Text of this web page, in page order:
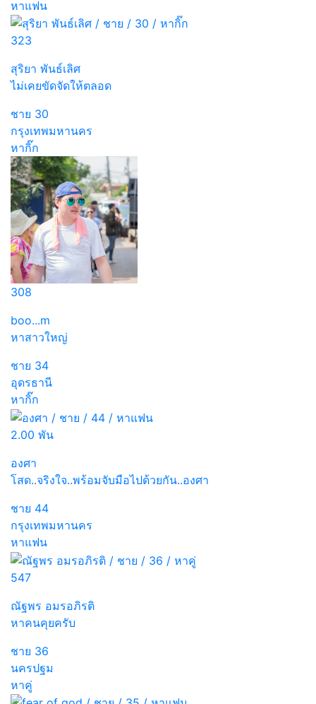
หาแฟน
323
สุริยา พันธ์เลิศ
ไม่เคยขัดจัดให้ตลอด
ชาย 30
กรุงเทพมหานคร
หากิ๊ก
308
boo...m
หาสาวใหญ่
ชาย 34
อุดรธานี
หากิ๊ก
2.00 พัน
องศา
โสด..จริงใจ..พร้อมจับมือไปด้วยกัน..องศา
ชาย 44
กรุงเทพมหานคร
หาแฟน
547
ณัฐพร อมรอภิรติ
หาคนคุยครับ
ชาย 36
นครปฐม
หาคู่